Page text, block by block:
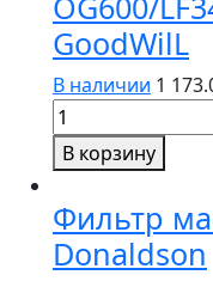
с
отсек.
КФ
GoodWilL
В наличии 1
Количество
товара
Фильтр
OG600/LF3464/
GoodWilL
В корзину
Фильтр
Donaldson